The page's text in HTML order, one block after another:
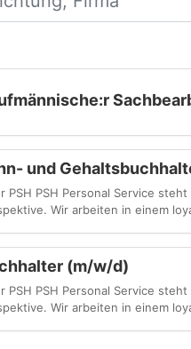
und
PSH PSH Personal Service
Wir arbeiten in einem
(m/w/d)
PSH PSH Personal Service
Wir arbeiten in einem